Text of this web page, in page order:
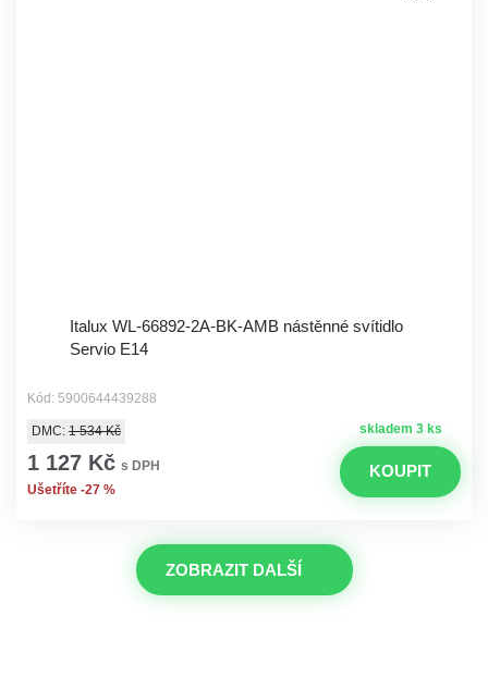
Italux WL-66892-2A-BK-AMB nástěnné svítidlo
Servio E14
Kód: 5900644439288
skladem 3 ks
DMC: 1 534 Kč
1 127 Kč s DPH
Ušetříte -27 %
KOUPIT
ZOBRAZIT DALŠÍ